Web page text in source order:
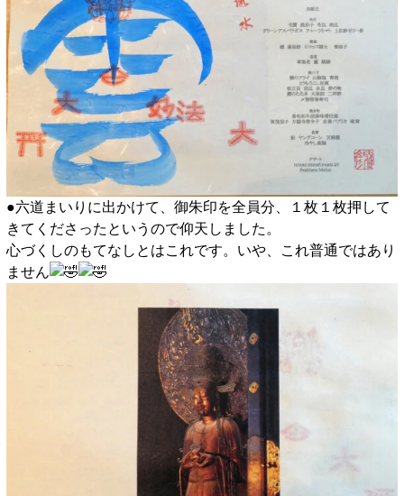
●六道まいりに出かけて、御朱印を全員分、１枚１枚押して
きてくださったというので仰天しました。
心づくしのもてなしとはこれです。いや、これ普通ではあり
ません